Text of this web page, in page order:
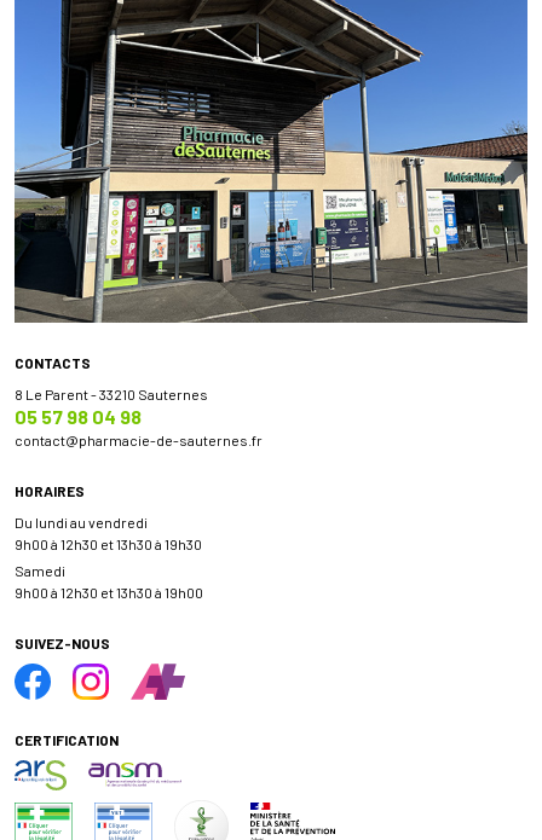
CONTACTS
8 Le Parent - 33210 Sauternes
05 57 98 04 98
contact@pharmacie-de-sauternes.fr
HORAIRES
Du lundi au vendredi
9h00 à 12h30 et 13h30 à 19h30
Samedi
9h00 à 12h30 et 13h30 à 19h00
SUIVEZ-NOUS
CERTIFICATION